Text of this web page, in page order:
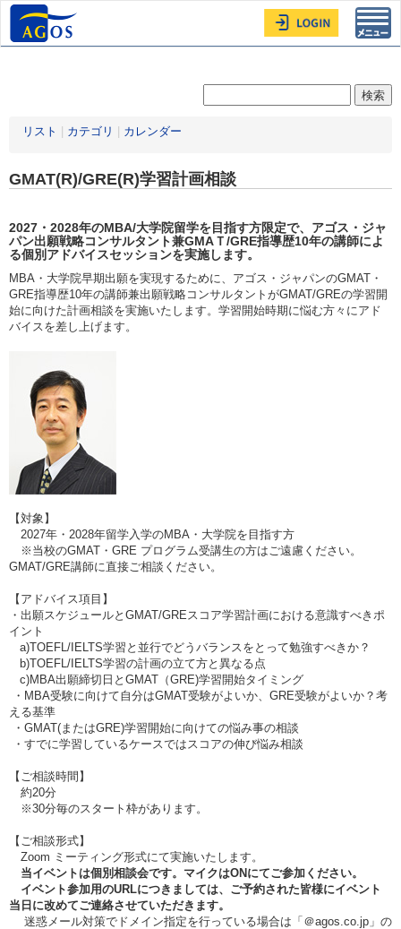
リスト カテゴリ カレンダー
GMAT(R)/GRE(R)学習計画相談
2027・2028年のMBA/大学院留学を目指す方限定で、アゴス・ジャ
パン出願戦略コンサルタント兼GMAＴ/GRE指導歴10年の講師によ
る個別アドバイスセッションを実施します。
MBA・大学院早期出願を実現するために、アゴス・ジャパンのGMAT・
GRE指導歴10年の講師兼出願戦略コンサルタントがGMAT/GREの学習開
始に向けた計画相談を実施いたします。学習開始時期に悩む方々にアド
バイスを差し上げます。
【対象】
2027年・2028年留学入学のMBA・大学院を目指す方
※当校のGMAT・GRE プログラム受講生の方はご遠慮ください。
GMAT/GRE講師に直接ご相談ください。
【アドバイス項目】
・出願スケジュールとGMAT/GREスコア学習計画における意識すべきポ
イント
a)TOEFL/IELTS学習と並行でどうバランスをとって勉強すべきか？
b)TOEFL/IELTS学習の計画の立て方と異なる点
c)MBA出願締切日とGMAT（GRE)学習開始タイミング
・MBA受験に向けて自分はGMAT受験がよいか、GRE受験がよいか？考
える基準
・GMAT(またはGRE)学習開始に向けての悩み事の相談
・すでに学習しているケースではスコアの伸び悩み相談
【ご相談時間】
約20分
※30分毎のスタート枠があります。
【ご相談形式】
Zoom ミーティング形式にて実施いたします。
当イベントは個別相談会です。マイクはONにてご参加ください。
イベント参加用のURLにつきましては、ご予約された皆様にイベント
当日に改めてご連絡させていただきます。
迷惑メール対策でドメイン指定を行っている場合は「＠agos.co.jp」の